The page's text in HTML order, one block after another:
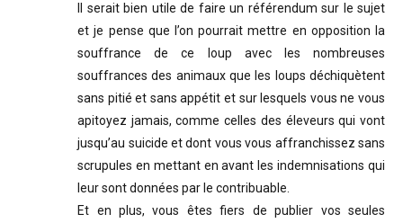
Il serait bien utile de faire un référendum sur le sujet
et je pense que l’on pourrait mettre en opposition la
souffrance de ce loup avec les nombreuses
souffrances des animaux que les loups déchiquètent
sans pitié et sans appétit et sur lesquels vous ne vous
apitoyez jamais, comme celles des éleveurs qui vont
jusqu’au suicide et dont vous vous affranchissez sans
scrupules en mettant en avant les indemnisations qui
leur sont données par le contribuable.
Et en plus, vous êtes fiers de publier vos seules